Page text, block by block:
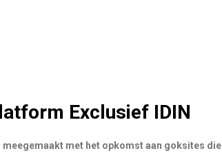
Exclusief IDIN
met het opkomst aan goksites die